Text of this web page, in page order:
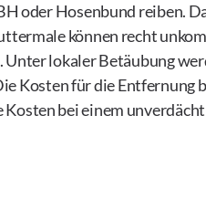
oder Hosenbund reiben.
können recht
lokaler Betäubung
Kosten für die Entfernung
Kosten bei einem